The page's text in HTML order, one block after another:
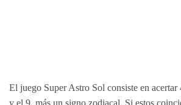
El juego Super Astro Sol consiste en acertar
y el 9, más un signo zodiacal. Si estos